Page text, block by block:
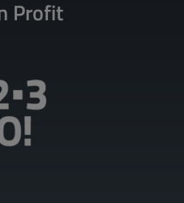
Profit